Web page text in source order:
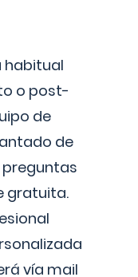
habitual
o post-
de
de
preguntas
gratuita.
vía mail